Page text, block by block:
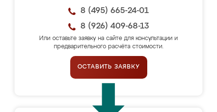
8 (495) 665-24-01
8 (926) 409-68-13
Или оставьте заявку на сайте для консультации и
предварительного расчёта стоимости.
ОСТАВИТЬ ЗАЯВКУ